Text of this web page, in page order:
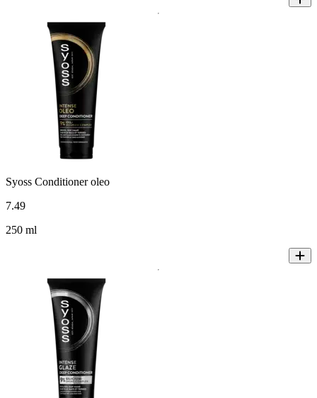
Syoss Conditioner oleo
7.49
250 ml